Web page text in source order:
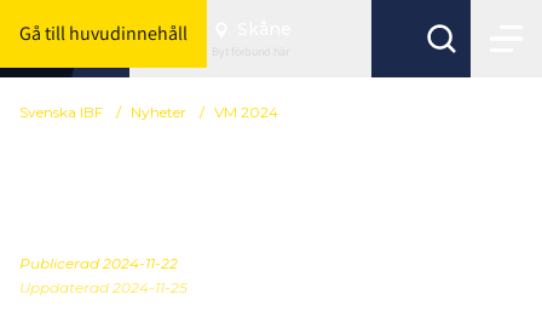
Gå till huvudinnehåll
Byt förbund här
Svenska IBF / Nyheter / VM 2024
Publicerad 2024-11-22
Uppdaterad 2024-11-25